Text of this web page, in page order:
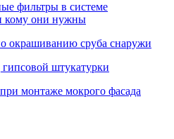
фильтры в системе
кому они нужны
окрашиванию сруба снаружи
гипсовой штукатурки
монтаже мокрого фасада